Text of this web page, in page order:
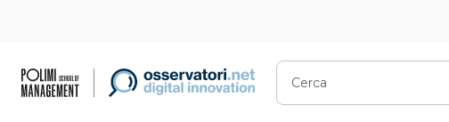
Cerca